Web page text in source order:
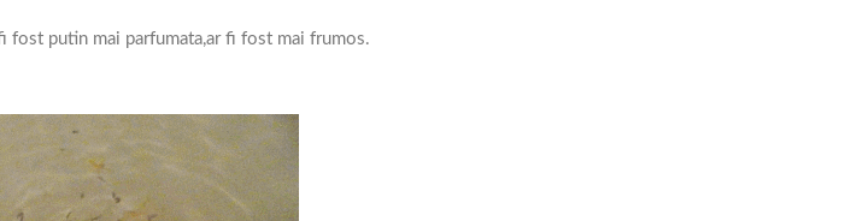
fost putin mai parfumata,ar fi fost mai frumos.